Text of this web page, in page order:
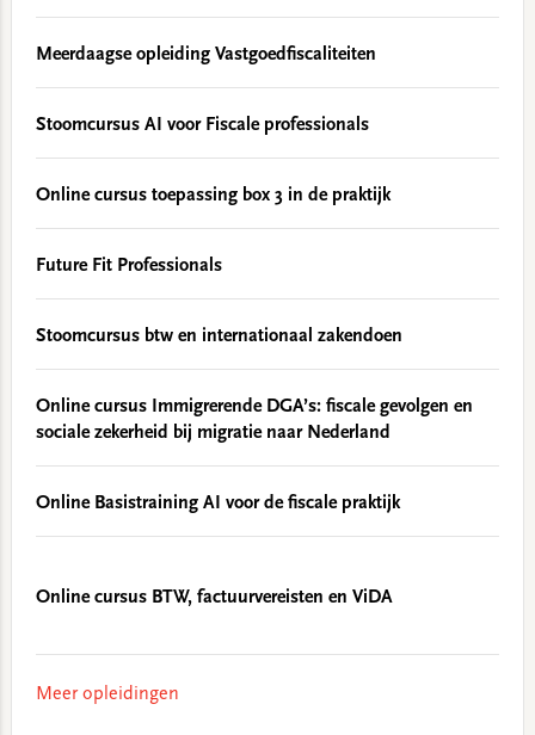
Meerdaagse opleiding Vastgoedfiscaliteiten
Stoomcursus AI voor Fiscale professionals
Online cursus toepassing box 3 in de praktijk
Future Fit Professionals
Stoomcursus btw en internationaal zakendoen
Online cursus Immigrerende DGA’s: fiscale gevolgen en
sociale zekerheid bij migratie naar Nederland
Online Basistraining AI voor de fiscale praktijk
Online cursus BTW, factuurvereisten en ViDA
Meer opleidingen